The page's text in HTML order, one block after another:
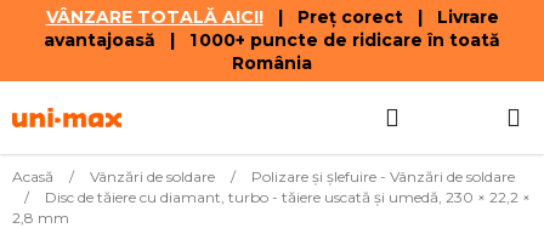
VÂNZARE TOTALĂ AICI!| Preț corect | Livrare
avantajoasă | 1 000+ puncte de ridicare în toată
România
la
DE
Acasă / Vânzări de soldare /
Polizare şi şlefuire - Vânzări de soldare
/
Disc de tăiere cu diamant, turbo - tăiere uscată și umedă, 230 × 22,2 ×
2,8 mm